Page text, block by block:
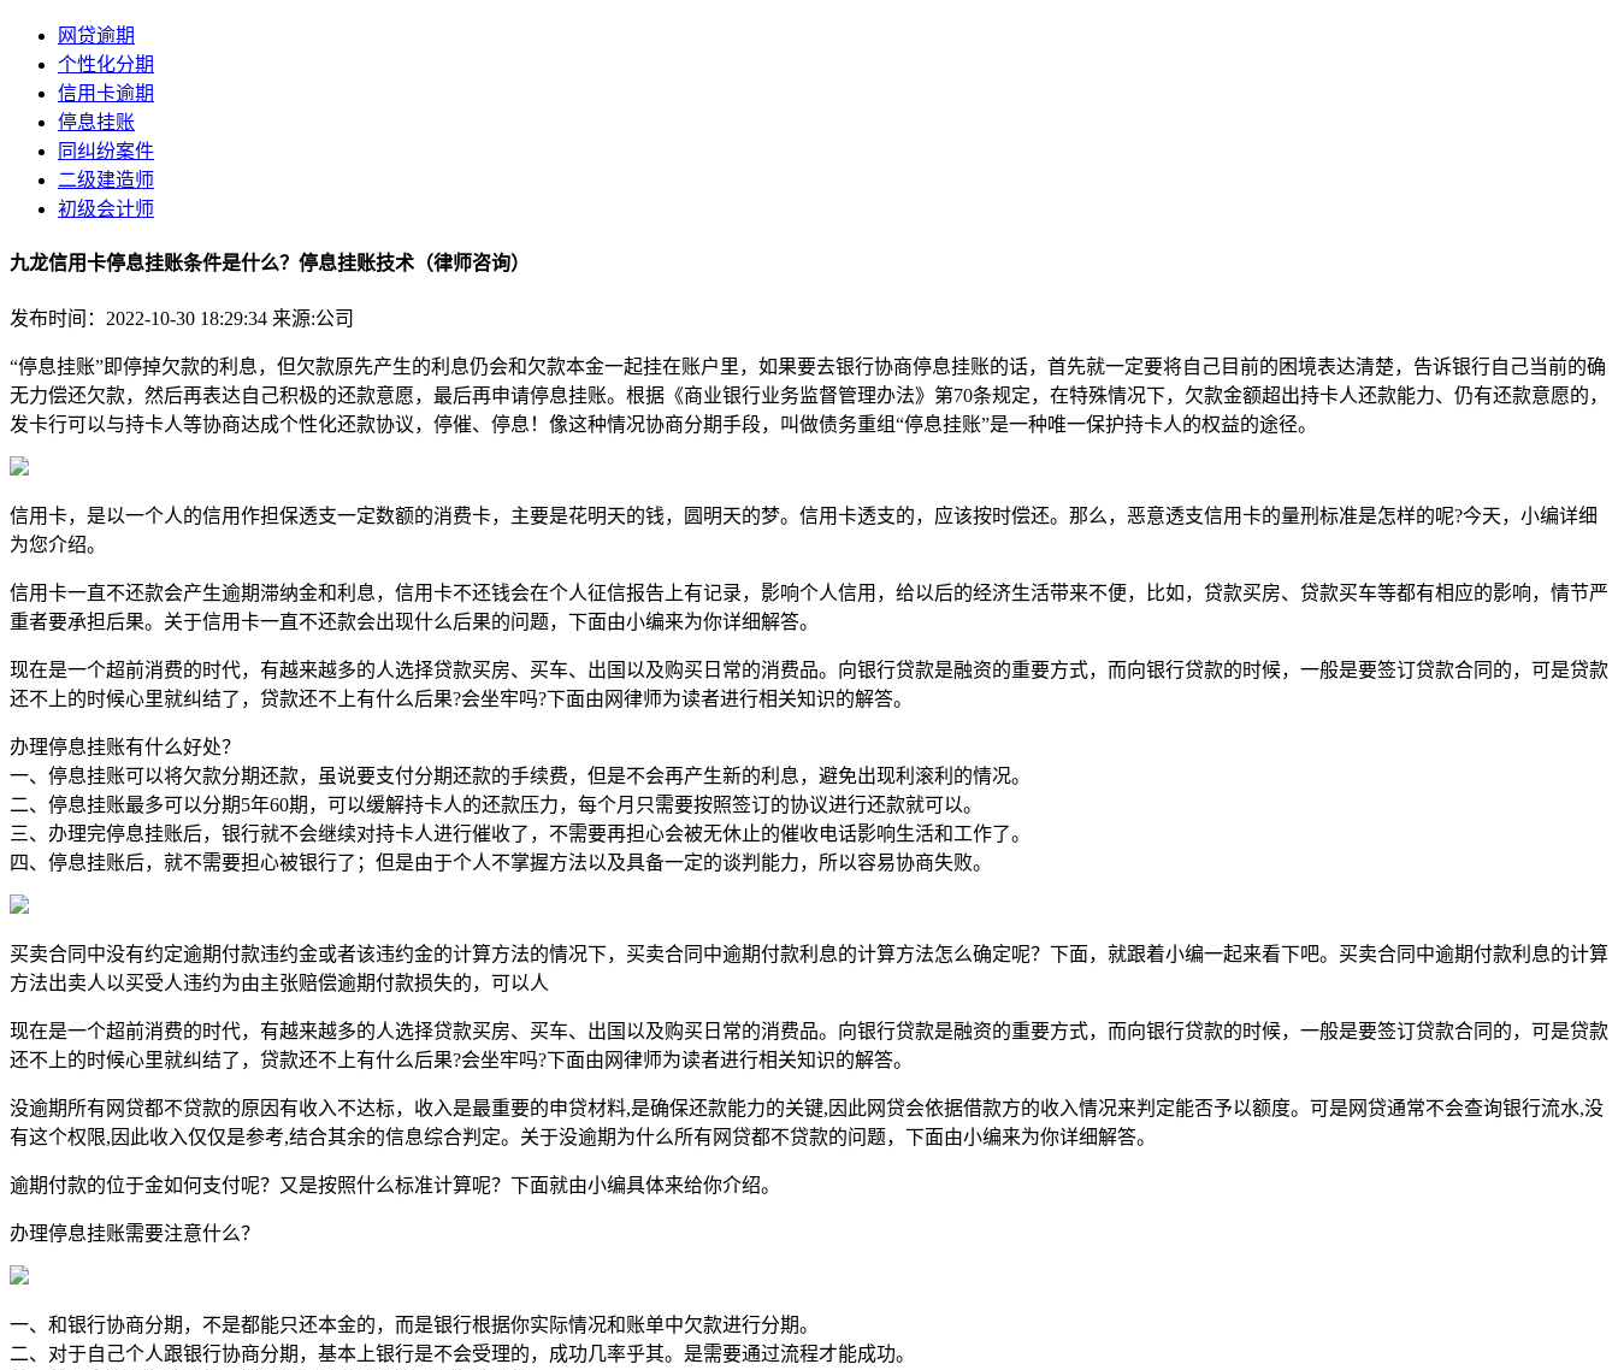
网贷逾期
个性化分期
信用卡逾期
停息挂账
同纠纷案件
二级建造师
初级会计师
九龙信用卡停息挂账条件是什么？停息挂账技术（律师咨询）
发布时间：2022-10-30 18:29:34 来源:公司
“停息挂账”即停掉欠款的利息，但欠款原先产生的利息仍会和欠款本金一起挂在账户里，如果要去银行协商停息挂账的话，首先就一定要将自己目前的困境表达清楚，告诉银行自己当前的确
无力偿还欠款，然后再表达自己积极的还款意愿，最后再申请停息挂账。根据《商业银行业务监督管理办法》第70条规定，在特殊情况下，欠款金额超出持卡人还款能力、仍有还款意愿的，
发卡行可以与持卡人等协商达成个性化还款协议，停催、停息！像这种情况协商分期手段，叫做债务重组“停息挂账”是一种唯一保护持卡人的权益的途径。
信用卡，是以一个人的信用作担保透支一定数额的消费卡，主要是花明天的钱，圆明天的梦。信用卡透支的，应该按时偿还。那么，恶意透支信用卡的量刑标准是怎样的呢?今天，小编详细
为您介绍。
信用卡一直不还款会产生逾期滞纳金和利息，信用卡不还钱会在个人征信报告上有记录，影响个人信用，给以后的经济生活带来不便，比如，贷款买房、贷款买车等都有相应的影响，情节严
重者要承担后果。关于信用卡一直不还款会出现什么后果的问题，下面由小编来为你详细解答。
​现在是一个超前消费的时代，有越来越多的人选择贷款买房、买车、出国以及购买日常的消费品。向银行贷款是融资的重要方式，而向银行贷款的时候，一般是要签订贷款合同的，可是贷款
还不上的时候心里就纠结了，贷款还不上有什么后果?会坐牢吗?下面由网律师为读者进行相关知识的解答。
办理停息挂账有什么好处？
一、停息挂账可以将欠款分期还款，虽说要支付分期还款的手续费，但是不会再产生新的利息，避免出现利滚利的情况。
二、停息挂账最多可以分期5年60期，可以缓解持卡人的还款压力，每个月只需要按照签订的协议进行还款就可以。
三、办理完停息挂账后，银行就不会继续对持卡人进行催收了，不需要再担心会被无休止的催收电话影响生活和工作了。
四、停息挂账后，就不需要担心被银行了；但是由于个人不掌握方法以及具备一定的谈判能力，所以容易协商失败。
买卖合同中没有约定逾期付款违约金或者该违约金的计算方法的情况下，买卖合同中逾期付款利息的计算方法怎么确定呢？下面，就跟着小编一起来看下吧。买卖合同中逾期付款利息的计算
方法出卖人以买受人违约为由主张赔偿逾期付款损失的，可以人
​现在是一个超前消费的时代，有越来越多的人选择贷款买房、买车、出国以及购买日常的消费品。向银行贷款是融资的重要方式，而向银行贷款的时候，一般是要签订贷款合同的，可是贷款
还不上的时候心里就纠结了，贷款还不上有什么后果?会坐牢吗?下面由网律师为读者进行相关知识的解答。
没逾期所有网贷都不贷款的原因有收入不达标，收入是最重要的申贷材料,是确保还款能力的关键,因此网贷会依据借款方的收入情况来判定能否予以额度。可是网贷通常不会查询银行流水,没
有这个权限,因此收入仅仅是参考,结合其余的信息综合判定。关于没逾期为什么所有网贷都不贷款的问题，下面由小编来为你详细解答。
逾期付款的位于金如何支付呢？又是按照什么标准计算呢？下面就由小编具体来给你介绍。
办理停息挂账需要注意什么？
一、和银行协商分期，不是都能只还本金的，而是银行根据你实际情况和账单中欠款进行分期。
二、对于自己个人跟银行协商分期，基本上银行是不会受理的，成功几率乎其。是需要通过流程才能成功。